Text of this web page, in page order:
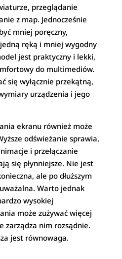
przeglądanie
z map. Jednocześnie
mniej poręczny,
ręką i mniej wygodny
jest praktyczny i lekki,
do multimediów.
się wyłącznie przekątną,
urządzenia i jego
ekranu również może
odświeżanie sprawia,
i przełączanie
się płynniejsze. Nie jest
ale po dłuższym
Warto jednak
wysokiej
może zużywać więcej
zarządza nim rozsądnie.
jest równowaga.